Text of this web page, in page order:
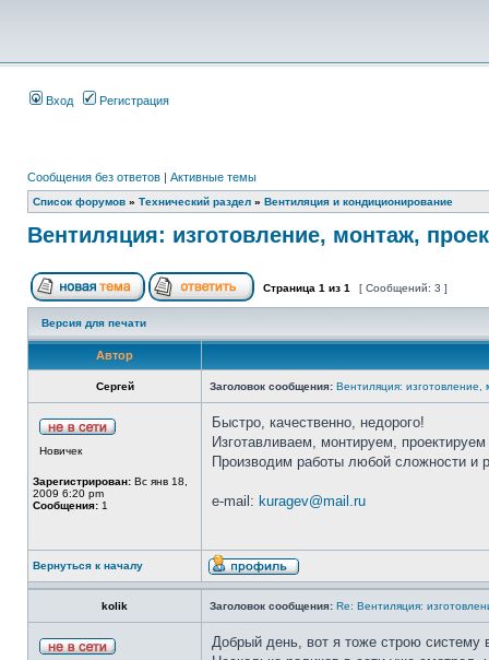
Вход Регистрация
Сообщения без ответов | Активные темы
Список форумов » Технический раздел » Вентиляция и кондиционирование
Вентиляция: изготовление, монтаж,
Страница 1 из 1 [ Сообщений: 3 ]
Версия для печати
Автор
Сергей Заголовок сообщения: Вентиляция: изготовление,
Новичек
Зарегистрирован: Вс янв 18,
2009 6:20 pm
Сообщения: 1
Быстро, качественно, недорого!
Изготавливаем, монтируем,
Производим работы любой сложности и
e-mail: kuragev@mail.ru
Вернуться к началу
kolik Заголовок сообщения: Re: Вентиляция:
Добрый день, вот я тоже строю систему